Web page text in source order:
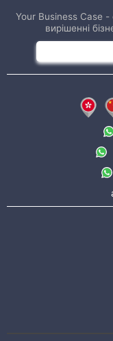
Your Business Case -
вирішенні